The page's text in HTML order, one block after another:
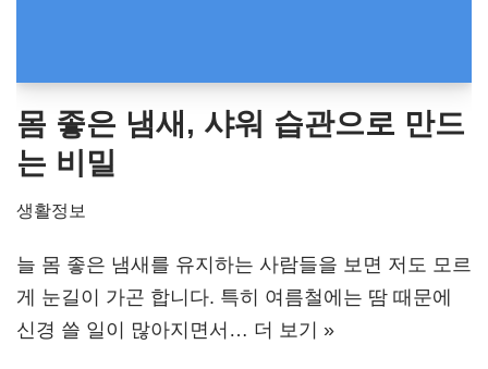
몸 좋은 냄새, 샤워 습관으로 만드
는 비밀
생활정보
늘 몸 좋은 냄새를 유지하는 사람들을 보면 저도 모르
게 눈길이 가곤 합니다. 특히 여름철에는 땀 때문에
신경 쓸 일이 많아지면서… 더 보기 »